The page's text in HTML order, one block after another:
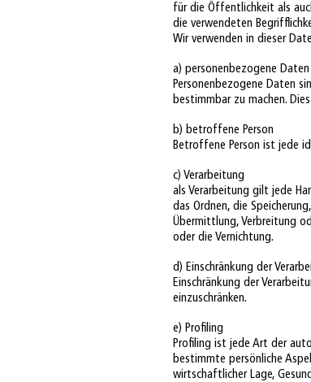
für die Öffentlichkeit als
die verwendeten
Wir verwenden in dieser
a) personenbezogene Daten
Personenbezogene Daten
bestimmbar zu machen.
b) betroffene Person
Betroffene Person ist jede
c) Verarbeitung
als Verarbeitung gilt jede
das Ordnen, die
Übermittlung, Verbreitung
oder die Vernichtung.
d) Einschränkung der
Einschränkung der
einzuschränken.
e) Profiling
Profiling ist jede Art der
bestimmte persönliche
wirtschaftlicher Lage,